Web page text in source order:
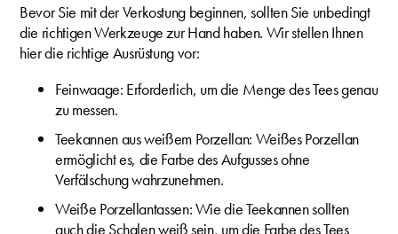
Bevor Sie mit der Verkostung beginnen, sollten Sie unbedingt
die richtigen Werkzeuge zur Hand haben. Wir stellen Ihnen
hier die richtige Ausrüstung vor:
Feinwaage: Erforderlich, um die Menge des Tees genau
zu messen.
Teekannen aus weißem Porzellan: Weißes Porzellan
ermöglicht es, die Farbe des Aufgusses ohne
Verfälschung wahrzunehmen.
Weiße Porzellantassen: Wie die Teekannen sollten
auch die Schalen weiß sein, um die Farbe des Tees